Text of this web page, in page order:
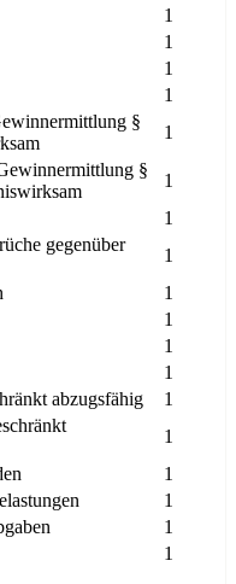
1
1
1
1
§
1
§
1
1
gegenüber
1
1
1
1
1
abzugsfähig
1
1
1
1
1
1